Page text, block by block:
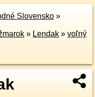
Slovensko »
» Lendak » voľný